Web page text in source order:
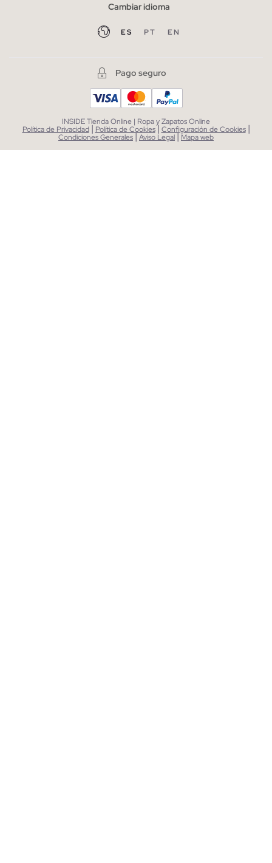
Cambiar idioma
ES PT EN
Pago seguro
INSIDE Tienda Online | Ropa y Zapatos Online
Política de Privacidad | Política de Cookies| Configuración de Cookies |
Condiciones Generales|Aviso Legal| Mapa web